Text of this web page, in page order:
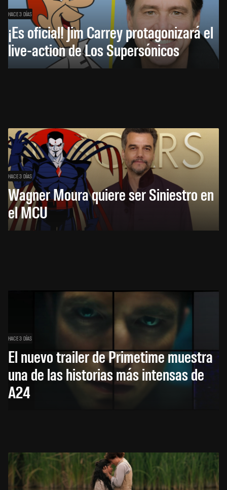
HACE 3 DÍAS
¡Es oficial! Jim Carrey protagonizará el
live-action de Los Supersónicos
HACE 3 DÍAS
Wagner Moura quiere ser Siniestro en
el MCU
HACE 3 DÍAS
El nuevo trailer de Primetime muestra
una de las historias más intensas de
A24